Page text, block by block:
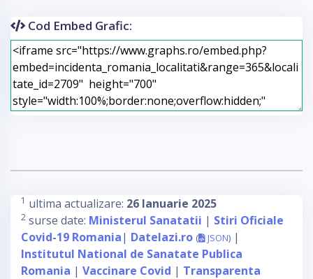
Cod Embed Grafic:
1 ultima actualizare: 26 Ianuarie 2025
2 surse date: Ministerul Sanatatii | Stiri Oficiale
Covid-19 Romania| Datelazi.ro ( JSON) |
Institutul National de Sanatate Publica
Romania | Vaccinare Covid | Transparenta